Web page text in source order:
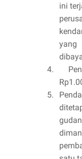
ini
yang
4.
5.